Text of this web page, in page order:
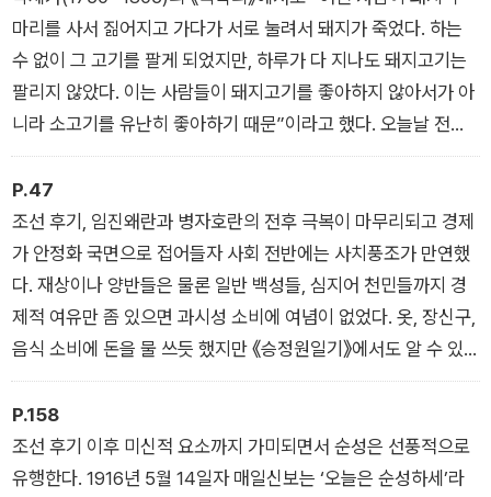
- ‘들어가며’ 중에서
마리를 사서 짊어지고 가다가 서로 눌려서 돼지가 죽었다. 하는
수 없이 그 고기를 팔게 되었지만, 하루가 다 지나도 돼지고기는
팔리지 않았다. 이는 사람들이 돼지고기를 좋아하지 않아서가 아
니라 소고기를 유난히 좋아하기 때문”이라고 했다. 오늘날 전라
도에서는 잔치에 홍어가 빠지면 잔치가 아니라고 하는 것처럼, 조
선시대 서울에서는 잔칫상에 반드시 소고기가 올라와야 했다.
- ‘소고기 맛에 흠뻑 취하다’ 중에서
P.47
조선 후기, 임진왜란과 병자호란의 전후 극복이 마무리되고 경제
가 안정화 국면으로 접어들자 사회 전반에는 사치풍조가 만연했
다. 재상이나 양반들은 물론 일반 백성들, 심지어 천민들까지 경
제적 여유만 좀 있으면 과시성 소비에 여념이 없었다. 옷, 장신구,
음식 소비에 돈을 물 쓰듯 했지만 《승정원일기》에서도 알 수 있
듯, 사치의 정점은 주택에 있었다.
- ‘조선시대 한양도 부동산 불패’ 중에서
P.158
조선 후기 이후 미신적 요소까지 가미되면서 순성은 선풍적으로
유행한다. 1916년 5월 14일자 매일신보는 ‘오늘은 순성하세’라